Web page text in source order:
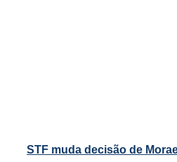
STF muda decisão de